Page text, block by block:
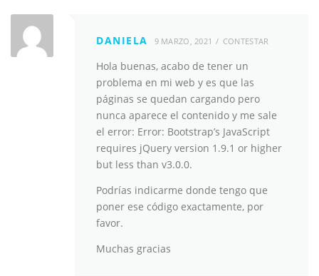
DANIELA 9 MARZO, 2021 CONTESTAR
Hola buenas, acabo de tener un
problema en mi web y es que las
páginas se quedan cargando pero
nunca aparece el contenido y me sale
el error: Error: Bootstrap’s JavaScript
requires jQuery version 1.9.1 or higher
but less than v3.0.0.
Podrías indicarme donde tengo que
poner ese código exactamente, por
favor.
Muchas gracias